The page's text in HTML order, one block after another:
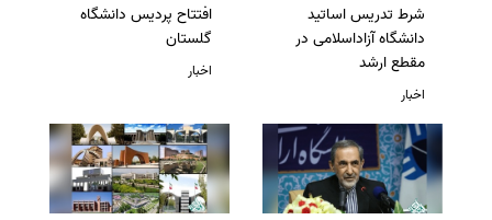
شرط تدریس اساتید
دانشگاه آزاداسلامی در
مقطع ارشد
اخبار
افتتاح پردیس دانشگاه
گلستان
اخبار